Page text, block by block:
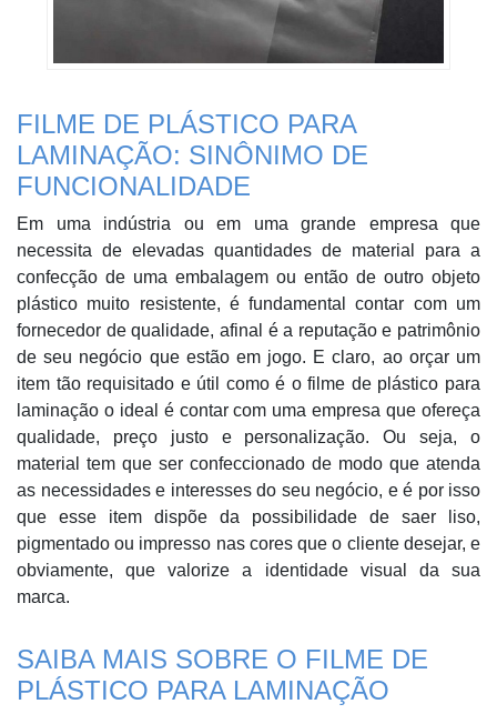
FILME DE PLÁSTICO PARA
LAMINAÇÃO: SINÔNIMO DE
FUNCIONALIDADE
Em uma indústria ou em uma grande empresa que
necessita de elevadas quantidades de material para a
confecção de uma embalagem ou então de outro objeto
plástico muito resistente, é fundamental contar com um
fornecedor de qualidade, afinal é a reputação e patrimônio
de seu negócio que estão em jogo. E claro, ao orçar um
item tão requisitado e útil como é o filme de plástico para
laminação o ideal é contar com uma empresa que ofereça
qualidade, preço justo e personalização. Ou seja, o
material tem que ser confeccionado de modo que atenda
as necessidades e interesses do seu negócio, e é por isso
que esse item dispõe da possibilidade de saer liso,
pigmentado ou impresso nas cores que o cliente desejar, e
obviamente, que valorize a identidade visual da sua
marca.
SAIBA MAIS SOBRE O FILME DE
PLÁSTICO PARA LAMINAÇÃO